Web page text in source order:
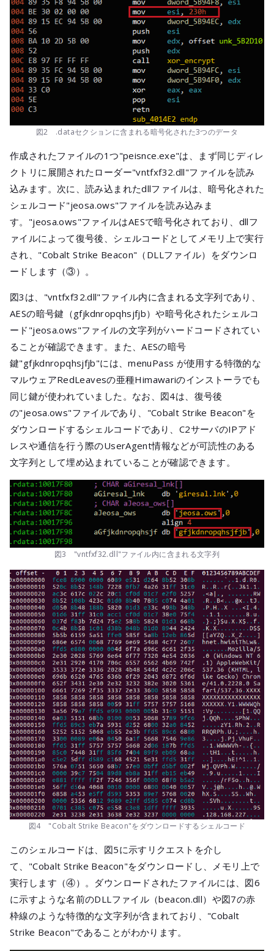
図2 .dataセクションに含まれる暗号化された3つのデータ
作成されたファイルの1つ"peisnce.exe"は、まず同じディレ
クトリに展開されたローダー"vntfxf32.dll"ファイルを読み
込みます。次に、読み込まれたdllファイルは、暗号化された
シェルコード"jeosa.ows"ファイルを読み込みま
す。"jeosa.ows"ファイルはAESで暗号化されており、dllフ
ァイルによって復号後、シェルコードとしてメモリ上で実行
され、"Cobalt Strike Beacon"（DLLファイル）をダウンロ
ードします（③）。
図3は、"vntfxf32.dll"ファイル内に含まれる文字列であり、
AESの暗号鍵（gfjkdnropqhsjfjb）や暗号化されたシェルコ
ード"jeosa.ows"ファイルの文字列がハードコードされてい
ることが確認できます。また、AESの暗号
鍵"gfjkdnropqhsjfjb"には、menuPass が使用する特徴的な
マルウェアRedLeavesの亜種Himawariのインストーラでも
同じ鍵が使われていました。なお、図4は、復号後
の"jeosa.ows"ファイルであり、"Cobalt Strike Beacon"を
ダウンロードするシェルコードであり、C2サーバのIPアド
レスや通信を行う際のUserAgent情報などが可読性のある
文字列として埋め込まれていることが確認できます。
図3 "vntfxf32.dll"ファイル内に含まれる文字列
図4 "Cobalt Strike Beacon"をダウンロードするシェルコード
このシェルコードは、図5に示すリクエストを介し
て、"Cobalt Strike Beacon"をダウンロードし、メモリ上で
実行します（④）。ダウンロードされたファイルには、図6
に示すような名前のDLLファイル（beacon.dll）や図7の赤
枠線のような特徴的な文字列が含まれており、"Cobalt
Strike Beacon"であることがわかります。